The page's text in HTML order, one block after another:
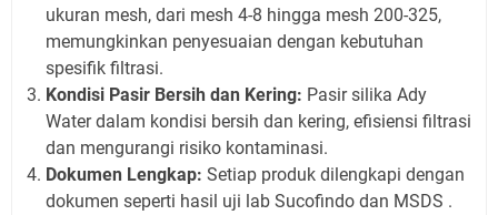
ukuran mesh, dari mesh 4-8 hingga mesh 200-325,
memungkinkan penyesuaian dengan kebutuhan
spesifik filtrasi.
Kondisi Pasir Bersih dan Kering: Pasir silika Ady
Water dalam kondisi bersih dan kering, efisiensi filtrasi
dan mengurangi risiko kontaminasi.
Dokumen Lengkap: Setiap produk dilengkapi dengan
dokumen seperti hasil uji lab Sucofindo dan MSDS .